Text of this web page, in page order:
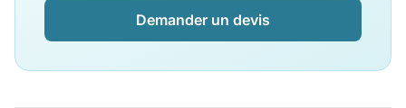
Demander un devis